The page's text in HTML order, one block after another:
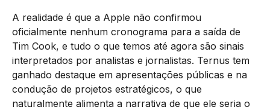
A realidade é que a Apple não confirmou
oficialmente nenhum cronograma para a saída de
Tim Cook, e tudo o que temos até agora são sinais
interpretados por analistas e jornalistas. Ternus tem
ganhado destaque em apresentações públicas e na
condução de projetos estratégicos, o que
naturalmente alimenta a narrativa de que ele seria o